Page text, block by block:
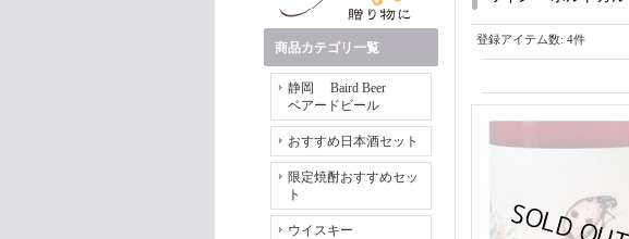
商品カテゴリ一覧
静岡 Baird Beer
ベアードビール
おすすめ日本酒セット
限定焼酎おすすめセッ
ト
ウイスキー
登録アイテム数: 4件